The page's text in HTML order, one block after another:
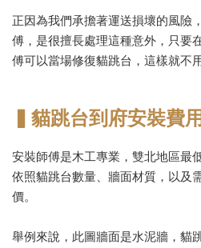
正因為我們承擔著運送損壞的風險
傅，是很擅長處理這種意外，只要
傅可以當場修復貓跳台，這樣就不
▍貓跳台到府安裝費
安裝師傅是木工專業，雙北地區最
依照貓跳台數量、牆面材質，以及
價。
舉例來說，此圖牆面是水泥牆，貓